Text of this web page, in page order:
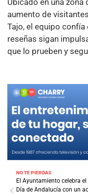
Ubicado en una zona
aumento de
Tajo, el equipo confía
reseñas sigan
que lo prueben y
NO TE PIERDAS
El Ayuntamiento celebra el
Día de Andalucía con un